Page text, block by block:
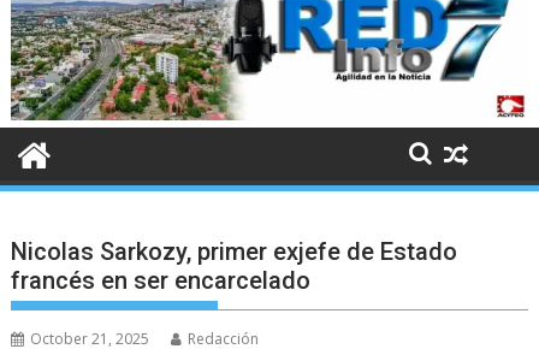
Nicolas Sarkozy, primer exjefe de Estado
francés en ser encarcelado
October 21, 2025 Redacción